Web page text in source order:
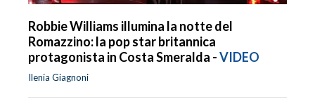
Robbie Williams illumina la notte del
Romazzino: la pop star britannica
protagonista in Costa Smeralda -VIDEO
Ilenia Giagnoni